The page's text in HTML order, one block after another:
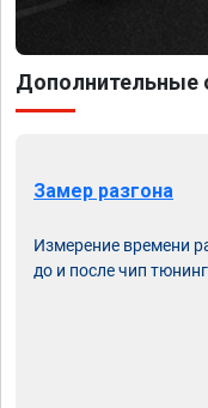
Дополнительные
Замер разгона
Измерение времени
до и после чип